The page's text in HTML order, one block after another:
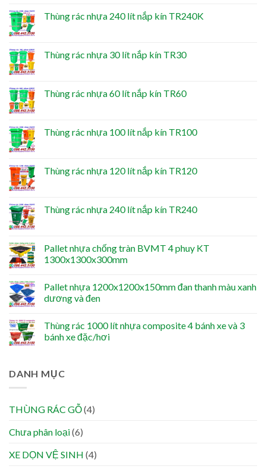
Thùng rác nhựa 240 lít nắp kín TR240K
Thùng rác nhựa 30 lít nắp kín TR30
Thùng rác nhựa 60 lít nắp kín TR60
Thùng rác nhựa 100 lít nắp kín TR100
Thùng rác nhựa 120 lít nắp kín TR120
Thùng rác nhựa 240 lít nắp kín TR240
Pallet nhựa chống tràn BVMT 4 phuy KT
1300x1300x300mm
Pallet nhựa 1200x1200x150mm đan thanh màu xanh
dương và đen
Thùng rác 1000 lít nhựa composite 4 bánh xe và 3
bánh xe đặc/hơi
DANH MỤC
THÙNG RÁC GỖ(4)
Chưa phân loại(6)
XE DỌN VỆ SINH (4)